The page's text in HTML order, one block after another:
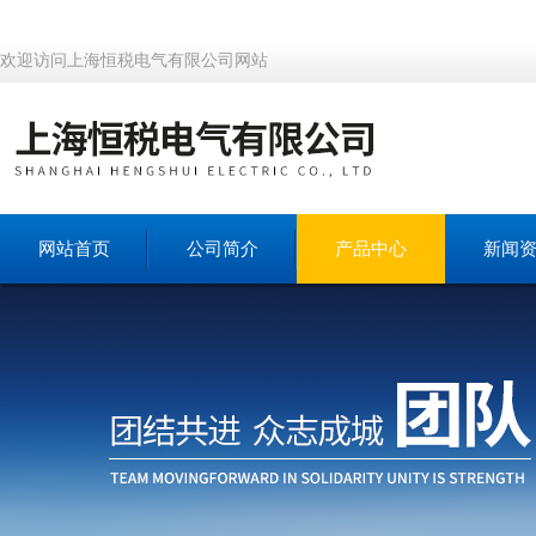
欢迎访问上海恒税电气有限公司网站
网站首页 公司简介 产品中心 新闻